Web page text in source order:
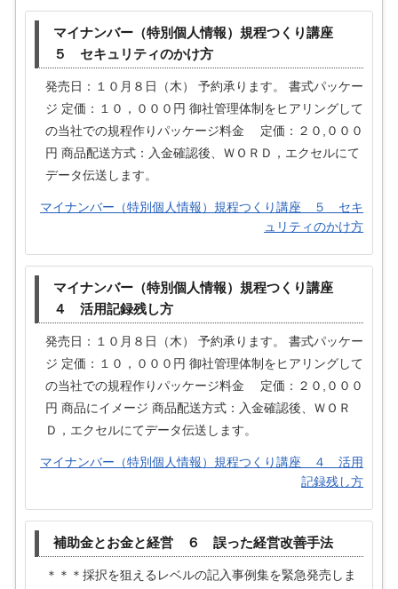
マイナンバー（特別個人情報）規程つくり講座
５ セキュリティのかけ方
発売日：１０月８日（木） 予約承ります。 書式パッケー
ジ 定価：１０，０００円 御社管理体制をヒアリングして
の当社での規程作りパッケージ料金 定価：２０,０００
円 商品配送方式：入金確認後、ＷＯＲＤ，エクセルにて
データ伝送します。
マイナンバー（特別個人情報）規程つくり講座 ５ セキ
ュリティのかけ方
マイナンバー（特別個人情報）規程つくり講座
４ 活用記録残し方
発売日：１０月８日（木） 予約承ります。 書式パッケー
ジ 定価：１０，０００円 御社管理体制をヒアリングして
の当社での規程作りパッケージ料金 定価：２０,０００
円 商品にイメージ 商品配送方式：入金確認後、ＷＯＲ
Ｄ，エクセルにてデータ伝送します。
マイナンバー（特別個人情報）規程つくり講座 ４ 活用
記録残し方
補助金とお金と経営 ６ 誤った経営改善手法
＊＊＊採択を狙えるレベルの記入事例集を緊急発売しま